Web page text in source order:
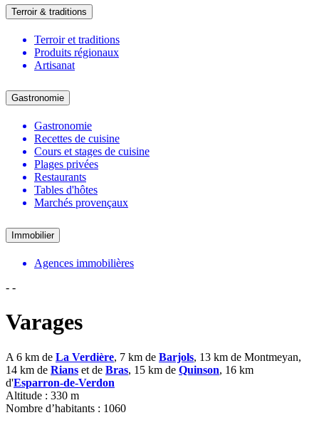
Terroir & traditions
Terroir et traditions
Produits régionaux
Artisanat
Gastronomie
Gastronomie
Recettes de cuisine
Cours et stages de cuisine
Plages privées
Restaurants
Tables d'hôtes
Marchés provençaux
Immobilier
Agences immobilières
- -
Varages
A 6 km de La Verdière, 7 km de Barjols, 13 km de Montmeyan,
14 km de Rians et de Bras, 15 km de Quinson, 16 km
d'Esparron-de-Verdon
Altitude : 330 m
Nombre d’habitants : 1060